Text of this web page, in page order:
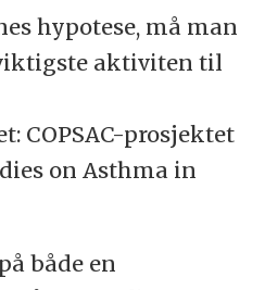
hypotese, må man
aktiviten til
COPSAC-prosjektet
on Asthma in
både en